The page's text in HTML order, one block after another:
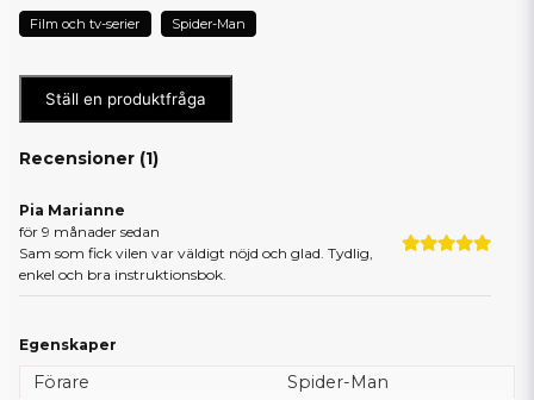
Film och tv-serier Spider-Man
Ställ en produktfråga
Recensioner (1)
Pia Marianne
för 9 månader sedan
Sam som fick vilen var väldigt nöjd och glad. Tydlig,
enkel och bra instruktionsbok.
Egenskaper
Förare
Spider-Man